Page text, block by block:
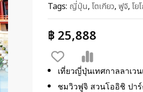
Tags: ญี่ปุ่น, โตเกียว, ฟูจิ, โย
฿ 25,888
เที่ยวญี่ปุ่นเทศกาลลาเว
ชมวิวฟูจิ สวนโออิชิ ปา